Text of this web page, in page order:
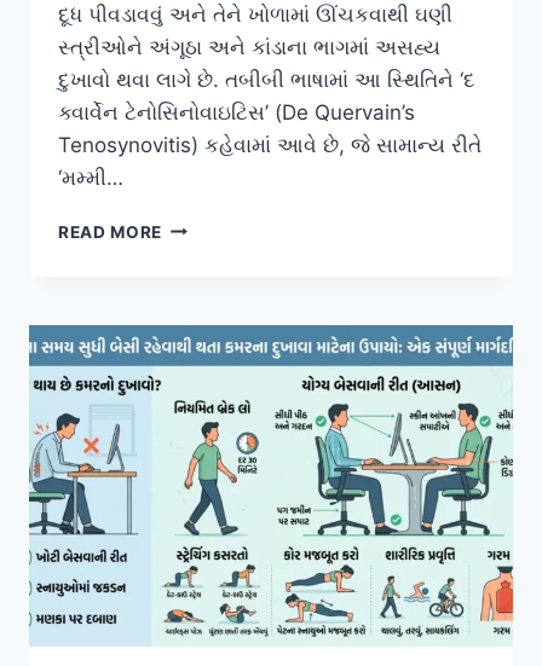
દૂધ પીવડાવવું અને તેને ખોળામાં ઊંચકવાથી ઘણી
સ્ત્રીઓને અંગૂઠા અને કાંડાના ભાગમાં અસહ્ય
દુખાવો થવા લાગે છે. તબીબી ભાષામાં આ સ્થિતિને ‘દ
ક્વાર્વેન ટેનોસિનોવાઇટિસ’ (De Quervain’s
Tenosynovitis) કહેવામાં આવે છે, જે સામાન્ય રીતે
‘મમ્મી…
READ MORE બાળકને
કાંડામાં
થતો
થમ્બ’
(MOMMY’S
THUMB)
ઈલાજ.